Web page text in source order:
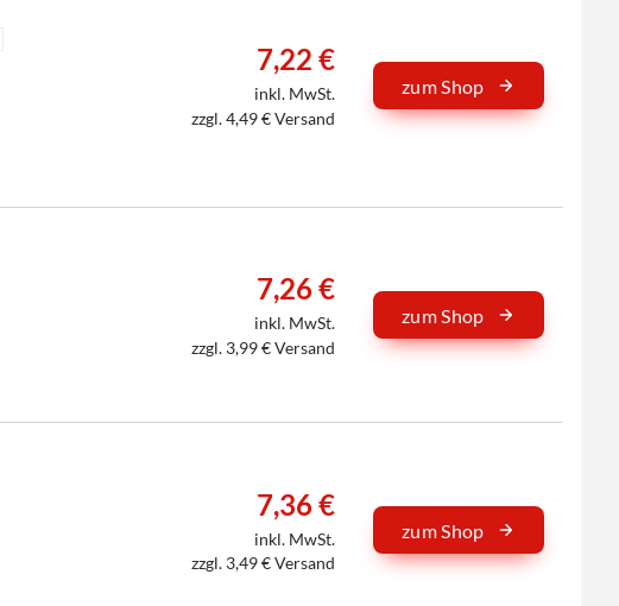
7,22 €
inkl. MwSt.
zzgl. 4,49 € Versand
zum Shop
7,26 €
inkl. MwSt.
zzgl. 3,99 € Versand
zum Shop
7,36 €
inkl. MwSt.
zzgl. 3,49 € Versand
zum Shop